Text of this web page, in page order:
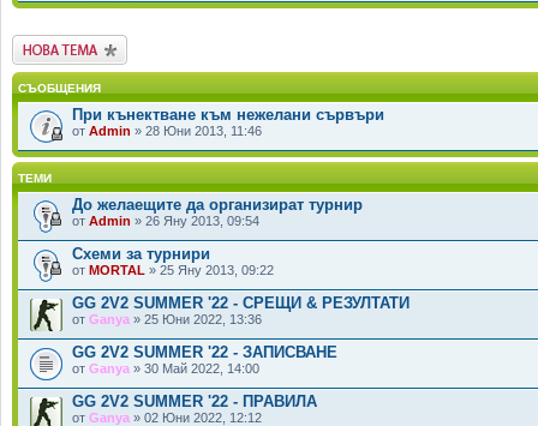
Публикувай нова
тема
СЪОБЩЕНИЯ
При кънектване към нежелани сървъри
от Admin » 28 Юни 2013, 11:46
ТЕМИ
До желаещите да организират турнир
от Admin » 26 Яну 2013, 09:54
Схеми за турнири
от MORTAL » 25 Яну 2013, 09:22
GG 2V2 SUMMER '22 - СРЕЩИ & РЕЗУЛТАТИ
от Ganya » 25 Юни 2022, 13:36
GG 2V2 SUMMER '22 - ЗАПИСВАНЕ
от Ganya » 30 Май 2022, 14:00
GG 2V2 SUMMER '22 - ПРАВИЛА
от Ganya » 02 Юни 2022, 12:12